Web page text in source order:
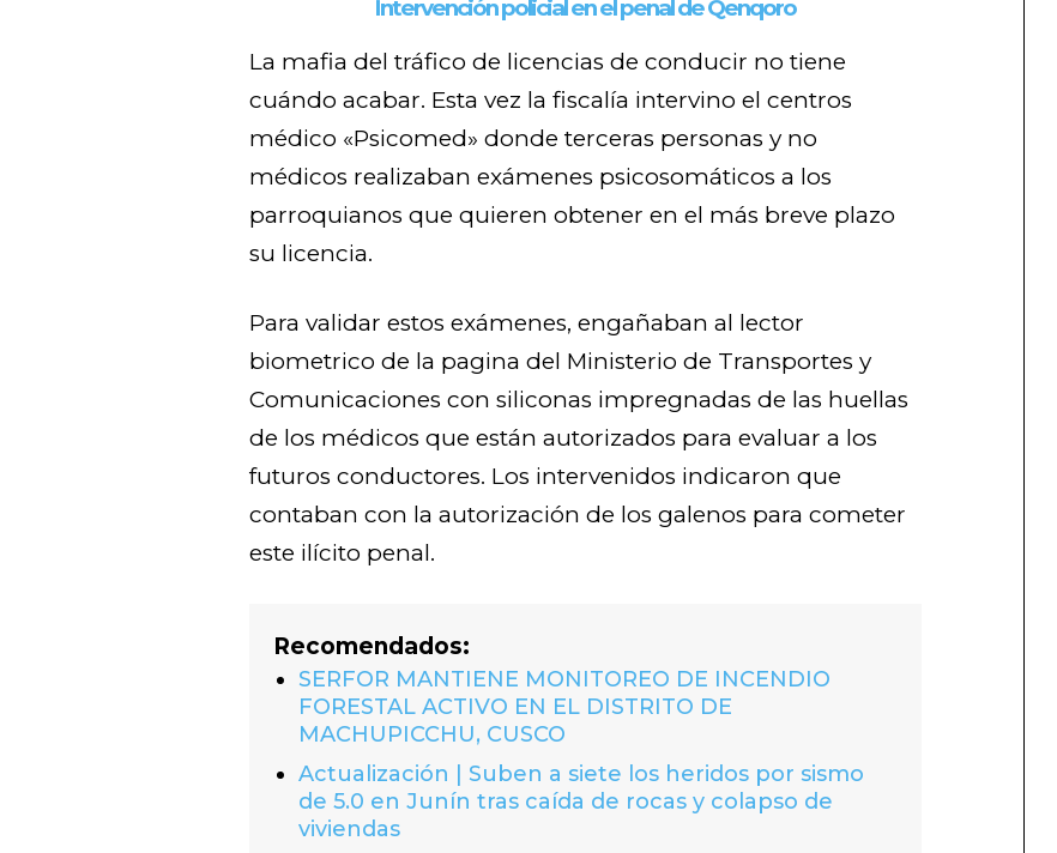
Intervención policial en el penal de Qenqoro
La mafia del tráfico de licencias de conducir no tiene
cuándo acabar. Esta vez la fiscalía intervino el centros
médico «Psicomed» donde terceras personas y no
médicos realizaban exámenes psicosomáticos a los
parroquianos que quieren obtener en el más breve plazo
su licencia.
Para validar estos exámenes, engañaban al lector
biometrico de la pagina del Ministerio de Transportes y
Comunicaciones con siliconas impregnadas de las huellas
de los médicos que están autorizados para evaluar a los
futuros conductores. Los intervenidos indicaron que
contaban con la autorización de los galenos para cometer
este ilícito penal.
Recomendados:
SERFOR MANTIENE MONITOREO DE INCENDIO
FORESTAL ACTIVO EN EL DISTRITO DE
MACHUPICCHU, CUSCO
Actualización | Suben a siete los heridos por sismo
de 5.0 en Junín tras caída de rocas y colapso de
viviendas